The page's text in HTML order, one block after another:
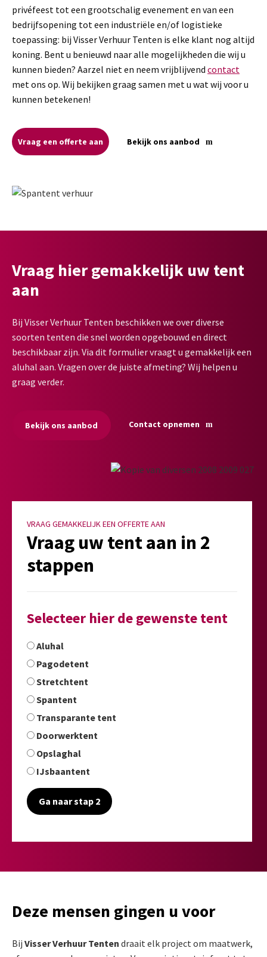
privéfeest tot een grootschalig evenement en van een
bedrijfsopening tot een industriële en/of logistieke
toepassing: bij Visser Verhuur Tenten is elke klant nog altijd
koning. Bent u benieuwd naar alle mogelijkheden die wij u
kunnen bieden? Aarzel niet en neem vrijblijvend contact
met ons op. Wij bekijken graag samen met u wat wij voor u
kunnen betekenen!
Vraag een offerte aan Bekijk ons aanbod
Vraag hier gemakkelijk uw tent
aan
Bij Visser Verhuur Tenten beschikken we over diverse
soorten tenten die snel worden opgebouwd en direct
beschikbaar zijn. Via dit formulier vraagt u gemakkelijk een
aluhal aan. Vragen over de juiste afmeting? Wij helpen u
graag verder.
Bekijk ons aanbod Contact opnemen
VRAAG GEMAKKELIJK EEN OFFERTE AAN
Vraag uw tent aan in 2
stappen
Selecteer hier de gewenste tent
Aluhal
Pagodetent
Stretchtent
Spantent
Transparante tent
Doorwerktent
Opslaghal
IJsbaantent
Ga naar stap 2
Deze mensen gingen u voor
Bij Visser Verhuur Tenten draait elk project om maatwerk,